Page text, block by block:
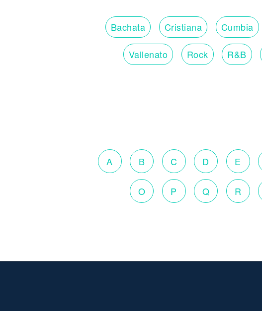
Bachata Cristiana Cumbia
Vallenato Rock R&B
A B C D E
O P Q R